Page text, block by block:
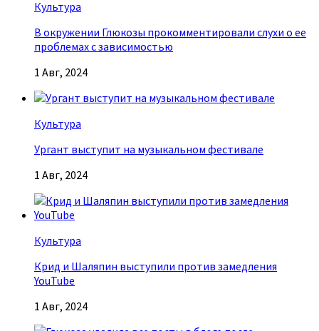
Культура
В окружении Глюкозы прокомментировали слухи о ее
проблемах с зависимостью
1 Авг, 2024
Культура
Ургант выступит на музыкальном фестивале
1 Авг, 2024
Культура
Крид и Шаляпин выступили против замедления
YouTube
1 Авг, 2024